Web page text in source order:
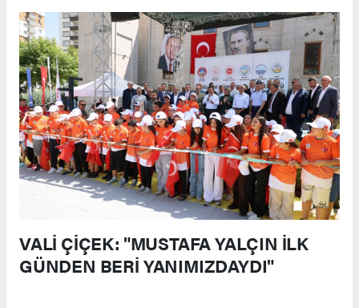
VALİ ÇİÇEK: "MUSTAFA YALÇIN İLK
GÜNDEN BERİ YANIMIZDAYDI"